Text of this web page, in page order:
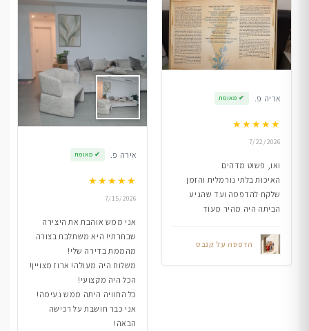
אריה פ. ✔ מאומת
★★★★★
7/22/2026
ואו, פשוט מדהים
האיכות בלתי נורמלית והזמן
שלקח להדפסה ועד שהגיע
הביתה היה מהיר מעוד
הדפסה על קנבס
אירה פ. ✔ מאומת
★★★★★
7/15/2026
אני ממש אוהבת את היצירה
שבחרתי! היא משתלבת בצורה
מהממת בדירה שלי!
משלוח היה מעולה! ארוז מצויין!
הכל היה מקצועי!
כל החוויה היתה ממש נעימה!
אני כבר חושבת על רכישה
הבאה!